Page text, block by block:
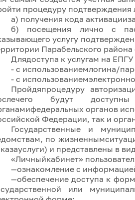
процедуру подтверждения
а) получения кода
б) посещения лично с
услугу
Парабельского
Длядоступа к услугам на
- с использованиемлогина/
- с
Пройдяпроцедуру
будут
органов
Федерации, так и
Государственные и
по
и представлены в
«Личныйкабинет»
—ознакомление с
—обеспечение доступа к
или